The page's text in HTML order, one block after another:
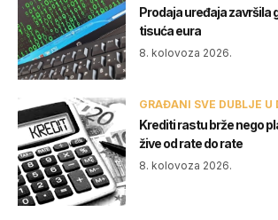
Prodaja uređaja završila
tisuća eura
8. kolovoza 2026.
GRAĐANI SVE DUBLJE U
Krediti rastu brže nego
žive od rate do rate
8. kolovoza 2026.